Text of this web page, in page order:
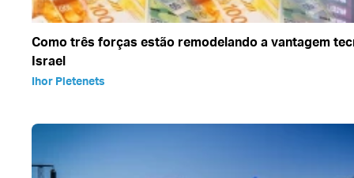
Como três forças estão remodelando a vantagem
Israel
Ihor Pletenets